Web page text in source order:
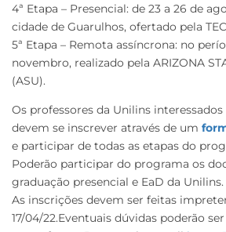
4ª Etapa – Presencial: de 23 a 26 de
cidade de Guarulhos, ofertado pela TEC
5ª Etapa – Remota assíncrona: no
novembro, realizado pela ARIZONA
(ASU).
Os professores da Unilins
devem se inscrever através de um
e participar de todas as etapas do
Poderão participar do programa os
graduação presencial e EaD da Unilins.
As inscrições devem ser feitas
17/04/22.Eventuais dúvidas poderão